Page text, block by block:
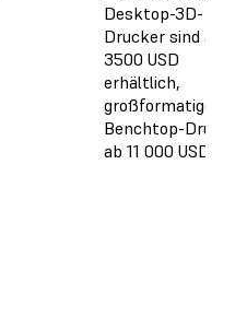
Desktop-3D-
Drucker sind ab
3500 USD
erhältlich,
großformatige
Benchtop-Drucker
ab 11 000 USD.